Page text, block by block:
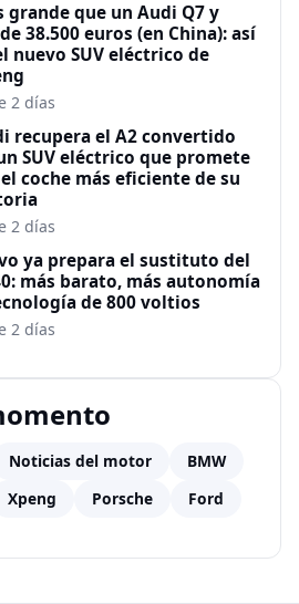
grande que un Audi Q7 y
38.500 euros (en China): así
nuevo SUV eléctrico de
2 días
recupera el A2 convertido
SUV eléctrico que promete
coche más eficiente de su
2 días
ya prepara el sustituto del
más barato, más autonomía
de 800 voltios
2 días
Noticias del motor
BMW
Xpeng Porsche Ford